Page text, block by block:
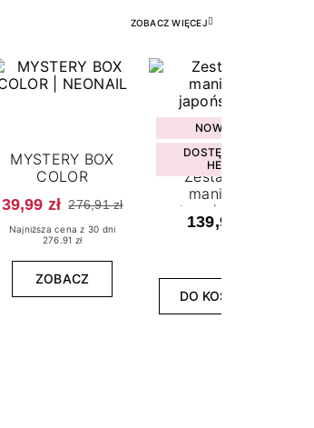
ZOBACZ WIĘCEJ
MYSTERY BOX
COLOR
39,99 zł 276,91 zł
Najniższa cena z 30 dni
276.91 zł
ZOBACZ
NOWOŚĆ
DOSTĘPNY W
HEBE
Zestaw do
manicure
japońskiego
139,99 zł
DO KOSZYKA